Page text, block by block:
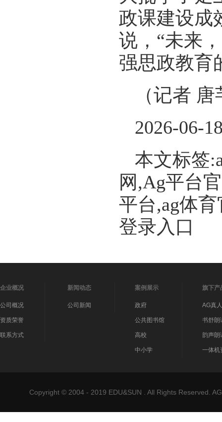
政课建设成
说，“未来
强思政教育
（记者
2026-06-
本文标签
网,Ag平台
平台,ag体
登录入口
企业概况
公司概况
资质荣誉
联系方式
新闻动态
公司新闻
案例展示
政府
公共图书馆
高校
中小学
旗下产
AG真
书舒朗
韵声朗
一体机
Copyright © 2004 - 2019 EDU&SUN . All Rights Reserved.